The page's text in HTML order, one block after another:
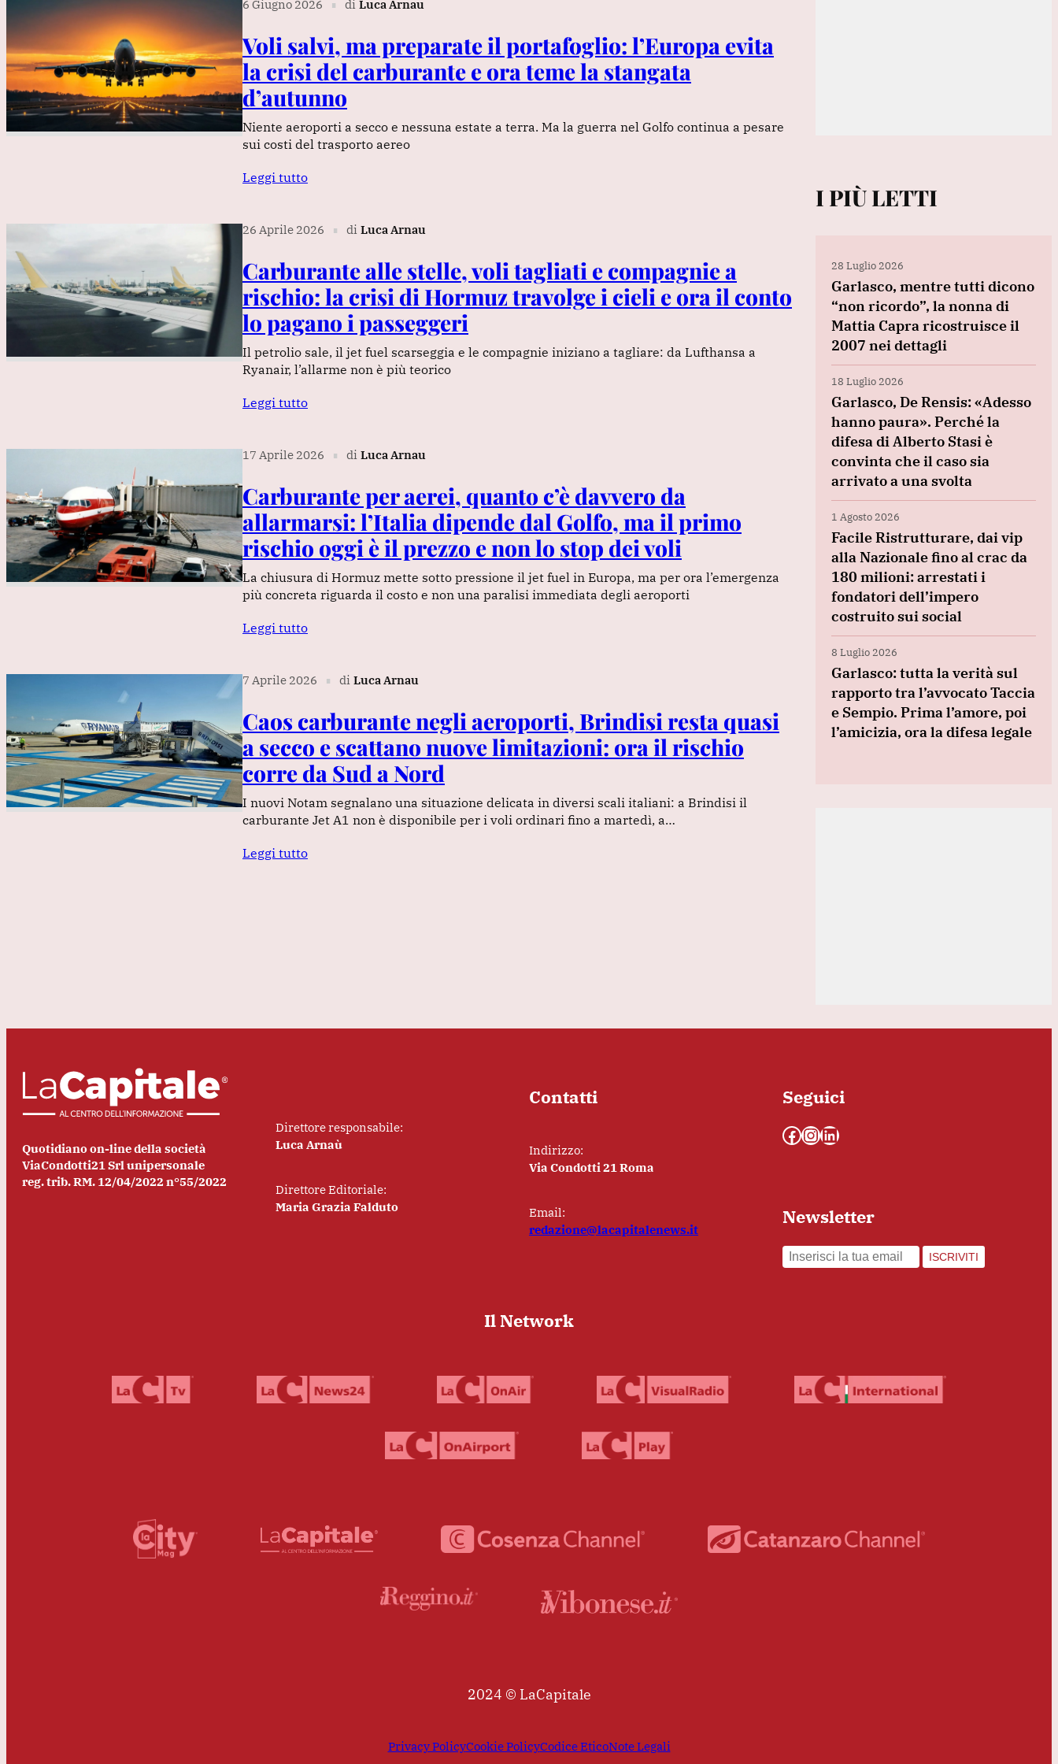
6 Giugno 2026 ∎ di Luca Arnau
Voli salvi, ma preparate il portafoglio: l’Europa evita
la crisi del carburante e ora teme la stangata
d’autunno
Niente aeroporti a secco e nessuna estate a terra. Ma la guerra nel Golfo continua a pesare
sui costi del trasporto aereo
Leggi tutto
26 Aprile 2026 ∎ di Luca Arnau
Carburante alle stelle, voli tagliati e compagnie a
rischio: la crisi di Hormuz travolge i cieli e ora il conto
lo pagano i passeggeri
Il petrolio sale, il jet fuel scarseggia e le compagnie iniziano a tagliare: da Lufthansa a
Ryanair, l’allarme non è più teorico
Leggi tutto
17 Aprile 2026 ∎ di Luca Arnau
Carburante per aerei, quanto c’è davvero da
allarmarsi: l’Italia dipende dal Golfo, ma il primo
rischio oggi è il prezzo e non lo stop dei voli
La chiusura di Hormuz mette sotto pressione il jet fuel in Europa, ma per ora l’emergenza
più concreta riguarda il costo e non una paralisi immediata degli aeroporti
Leggi tutto
7 Aprile 2026 ∎ di Luca Arnau
Caos carburante negli aeroporti, Brindisi resta quasi
a secco e scattano nuove limitazioni: ora il rischio
corre da Sud a Nord
I nuovi Notam segnalano una situazione delicata in diversi scali italiani: a Brindisi il
carburante Jet A1 non è disponibile per i voli ordinari fino a martedì, a…
Leggi tutto
I PIÙ LETTI
28 Luglio 2026
Garlasco, mentre tutti dicono
“non ricordo”, la nonna di
Mattia Capra ricostruisce il
2007 nei dettagli
18 Luglio 2026
Garlasco, De Rensis: «Adesso
hanno paura». Perché la
difesa di Alberto Stasi è
convinta che il caso sia
arrivato a una svolta
1 Agosto 2026
Facile Ristrutturare, dai vip
alla Nazionale fino al crac da
180 milioni: arrestati i
fondatori dell’impero
costruito sui social
8 Luglio 2026
Garlasco: tutta la verità sul
rapporto tra l’avvocato Taccia
e Sempio. Prima l’amore, poi
l’amicizia, ora la difesa legale
Quotidiano on-line della società
ViaCondotti21 Srl unipersonale
reg. trib. RM. 12/04/2022 n°55/2022
Direttore responsabile:
Luca Arnaù
Direttore Editoriale:
Maria Grazia Falduto
Contatti
Indirizzo:
Via Condotti 21 Roma
Email:
redazione@lacapitalenews.it
Seguici
Facebook InstagramLinkedIn
Newsletter
ISCRIVITI
Il Network
2024 © LaCapitale
Privacy PolicyCookie PolicyCodice EticoNote Legali